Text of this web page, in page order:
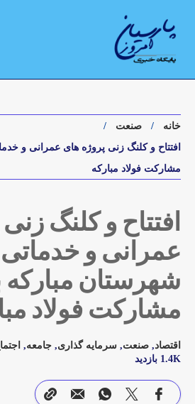
خانه
صنعت
افتتاح و کلنگ زنی پروژه های عمرانی و
مشارکت فولاد مبارکه
افتتاح و کلنگ
عمرانی و خدماتی
شهرستان مبارکه
مشارکت فولاد
اقتصاد, صنعت, سرمایه گذاری, جامعه,
1.4K بازدید